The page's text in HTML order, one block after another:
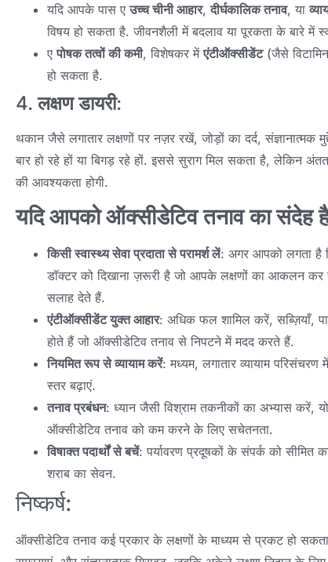
यदि आपके पास एउच्च चीनी आहार,दीर्घकालिक तनाव, या
विषय हो सकता है. जीवनशैली में बदलाव या पूरकता के बारे में
एपोषक तत्वों की कमी, विशेषकर मेंएंटीऑक्सीडेंट(जैसे
हो सकता है.
4.लक्षण डायरी:
थकान जैसे लगातार लक्षणों पर नज़र रखें, जोड़ों का दर्द, संज्ञानात्मक
बार हो रहे हों या बिगड़ रहे हों. इससे सुराग मिल सकता है, लेकिन
की आवश्यकता होगी.
यदि आपको ऑक्सीडेटिव तनाव का संदेह
किसी स्वास्थ्य सेवा प्रदाता से परामर्श लें: अगर आपको लगता है
डॉक्टर को दिखाना ज़रूरी है जो आपके लक्षणों का आकलन
सलाह देते हैं.
एंटीऑक्सीडेंट युक्त आहार: अधिक फल शामिल करें, सब्ज़ियाँ,
होते हैं जो ऑक्सीडेटिव तनाव से निपटने में मदद करते हैं.
नियमित रूप से व्यायाम करें: मध्यम, लगातार व्यायाम
स्तर बढ़ाएं.
तनाव प्रबंधन: ध्यान जैसी विश्राम तकनीकों का अभ्यास करें,
ऑक्सीडेटिव तनाव को कम करने के लिए सचेतनता.
विषाक्त पदार्थों से बचें: पर्यावरण प्रदूषकों के संपर्क को
शराब का सेवन.
निष्कर्ष:
ऑक्सीडेटिव तनाव कई प्रकार के लक्षणों के माध्यम से प्रकट हो